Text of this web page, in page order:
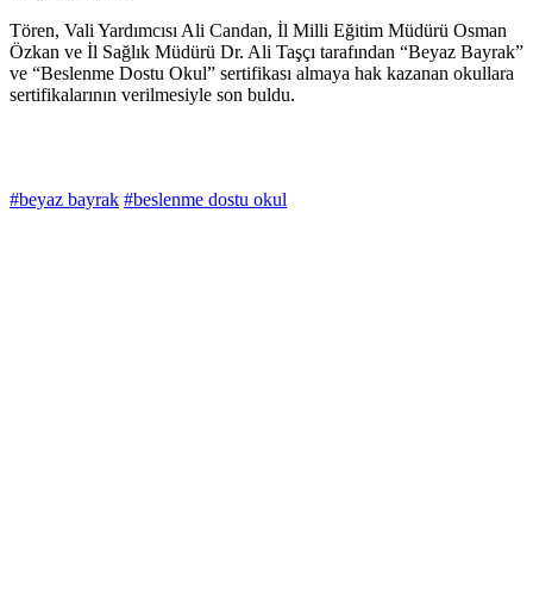
Tören, Vali Yardımcısı Ali Candan, İl Milli Eğitim Müdürü Osman
Özkan ve İl Sağlık Müdürü Dr. Ali Taşçı tarafından “Beyaz Bayrak”
ve “Beslenme Dostu Okul” sertifikası almaya hak kazanan okullara
sertifikalarının verilmesiyle son buldu.
#beyaz bayrak #beslenme dostu okul